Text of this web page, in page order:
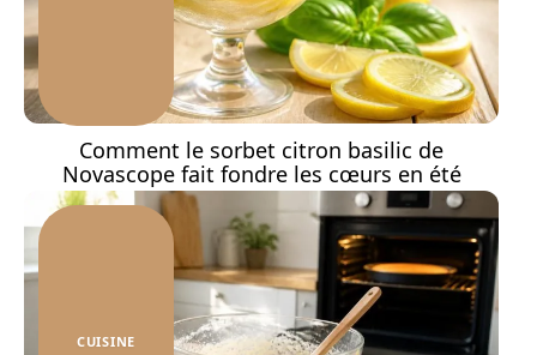
Comment le sorbet citron basilic de
Novascope fait fondre les cœurs en été
CUISINE